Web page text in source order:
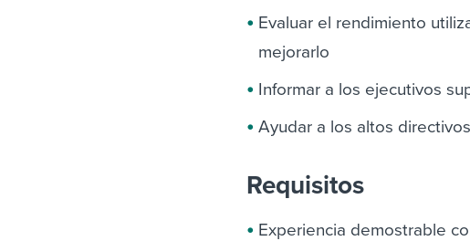
Evaluar el rendimiento
mejorarlo
Informar a los ejecutivos
Ayudar a los altos
Requisitos
Experiencia demostrable